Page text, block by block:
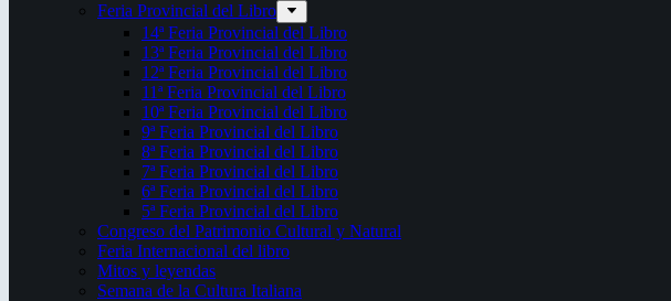
Feria Provincial del Libro
14ª Feria Provincial del Libro
13ª Feria Provincial del Libro
12ª Feria Provincial del Libro
11ª Feria Provincial del Libro
10ª Feria Provincial del Libro
9ª Feria Provincial del Libro
8ª Feria Provincial del Libro
7ª Feria Provincial del Libro
6ª Feria Provincial del Libro
5ª Feria Provincial del Libro
Congreso del Patrimonio Cultural y Natural
Feria Internacional del libro
Mitos y leyendas
Semana de la Cultura Italiana